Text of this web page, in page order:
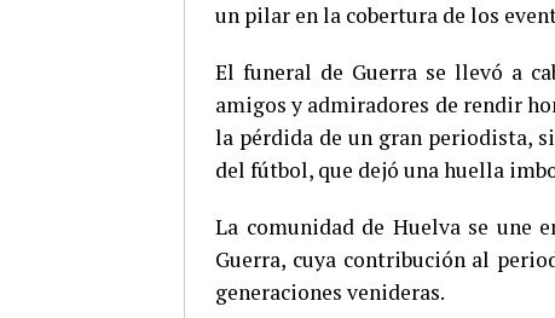
un pilar en la cobertura de los
El funeral de Guerra se llevó a
amigos y admiradores de rendir
la pérdida de un gran periodista,
del fútbol, que dejó una huella
La comunidad de Huelva se une
Guerra, cuya contribución al
generaciones venideras.